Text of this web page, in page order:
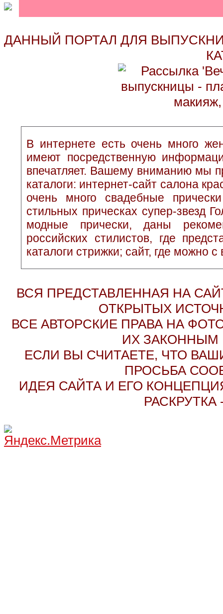
ДАННЫЙ ПОРТАЛ ДЛЯ
В интернете есть очень много
имеют посредственную
впечатляет. Вашему вниманию мы
каталоги: интернет-сайт салона
очень много свадебные
стильных прическах супер-звезд
модные прически, даны
российских стилистов, где
каталоги стрижки; сайт, где можно
ВСЯ ПРЕДСТАВЛЕННАЯ НА
ОТКРЫТЫХ
ВСЕ АВТОРСКИЕ ПРАВА НА
ИХ ЗАКОННЫМ
ЕСЛИ ВЫ СЧИТАЕТЕ, ЧТО
ПРОСЬБА
ИДЕЯ САЙТА И ЕГО
РАСКРУТКА